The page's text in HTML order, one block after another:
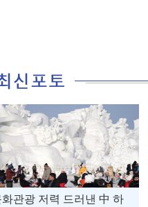
화관광 저력 드러낸 中 하